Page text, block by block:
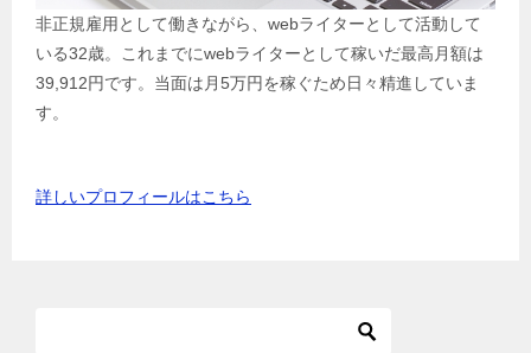
非正規雇用として働きながら、webライターとして活動して
いる32歳。これまでにwebライターとして稼いだ最高月額は
39,912円です。当面は月5万円を稼ぐため日々精進していま
す。
詳しいプロフィールはこちら